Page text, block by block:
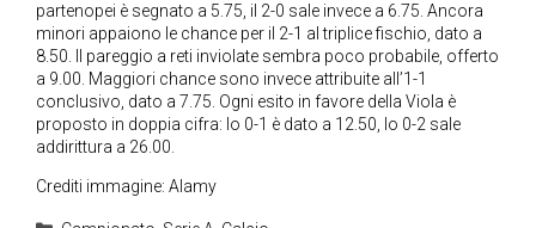
partenopei è segnato a 5.75, il 2-0 sale invece a 6.75. Ancora
minori appaiono le chance per il 2-1 al triplice fischio, dato a
8.50. Il pareggio a reti inviolate sembra poco probabile, offerto
a 9.00. Maggiori chance sono invece attribuite all’1-1
conclusivo, dato a 7.75. Ogni esito in favore della Viola è
proposto in doppia cifra: lo 0-1 è dato a 12.50, lo 0-2 sale
addirittura a 26.00.
Crediti immagine: Alamy